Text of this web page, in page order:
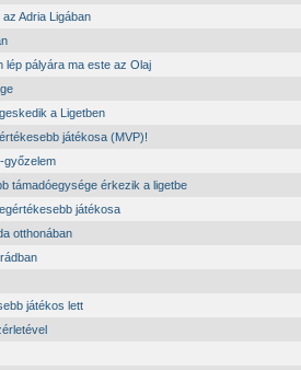
Adria Ligában
lép pályára ma este az Olaj
a Ligetben
játékosa (MVP)!
győzelem
támadóegysége érkezik a ligetbe
játékosa
otthonában
játékos lett